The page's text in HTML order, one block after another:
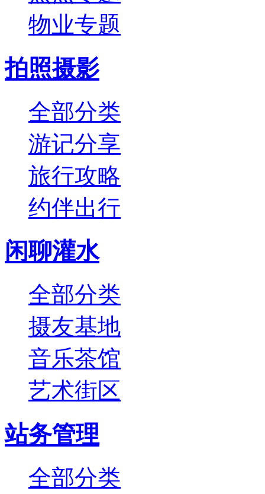
物业专题
拍照摄影
全部分类
游记分享
旅行攻略
约伴出行
闲聊灌水
全部分类
摄友基地
音乐茶馆
艺术街区
站务管理
全部分类